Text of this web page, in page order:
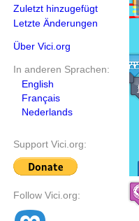
Zuletzt hinzugefügt
Letzte Änderungen
Über Vici.org
In anderen Sprachen:
English
Français
Nederlands
Support Vici.org:
Follow Vici.org: